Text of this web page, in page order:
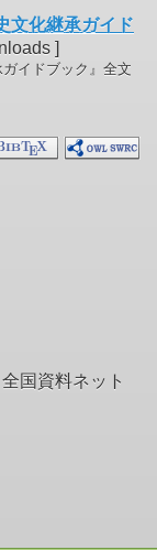
文化継承ガイド
]
イドブック』全文
国資料ネット